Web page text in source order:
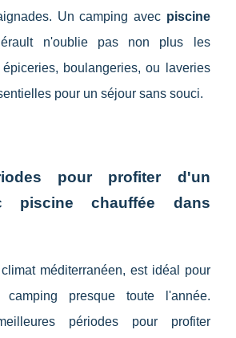
Un camping avec piscine
n'oublie pas non plus les
boulangeries, ou laveries
pour un séjour sans souci.
pour profiter d'un
piscine chauffée dans
méditerranéen, est idéal pour
presque toute l'année.
périodes pour profiter